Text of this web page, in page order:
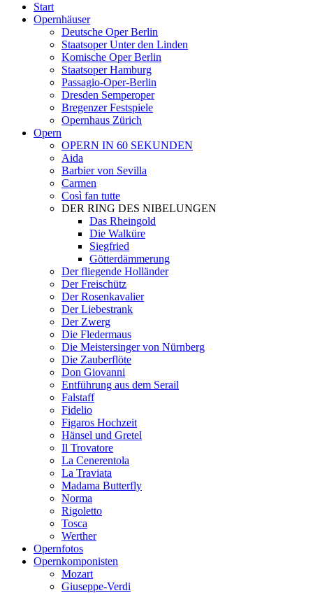
Start
Opernhäuser
Deutsche Oper Berlin
Staatsoper Unter den Linden
Komische Oper Berlin
Staatsoper Hamburg
Passagio-Oper-Berlin
Dresden Semperoper
Bregenzer Festspiele
Opernhaus Zürich
Opern
OPERN IN 60 SEKUNDEN
Aida
Barbier von Sevilla
Carmen
Così fan tutte
DER RING DES NIBELUNGEN
Das Rheingold
Die Walküre
Siegfried
Götterdämmerung
Der fliegende Holländer
Der Freischütz
Der Rosenkavalier
Der Liebestrank
Der Zwerg
Die Fledermaus
Die Meistersinger von Nürnberg
Die Zauberflöte
Don Giovanni
Entführung aus dem Serail
Falstaff
Fidelio
Figaros Hochzeit
Hänsel und Gretel
Il Trovatore
La Cenerentola
La Traviata
Madama Butterfly
Norma
Rigoletto
Tosca
Werther
Opernfotos
Opernkomponisten
Mozart
Giuseppe-Verdi